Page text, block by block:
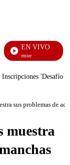
EN VIVO
De Premier
Inscripciones 'Desafío'
sus problemas de
muestra